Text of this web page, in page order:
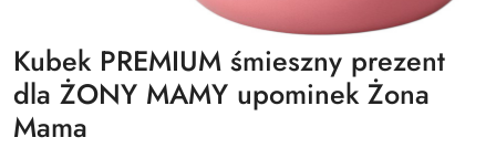
Kubek PREMIUM śmieszny prezent
dla ŻONY MAMY upominek Żona
Mama